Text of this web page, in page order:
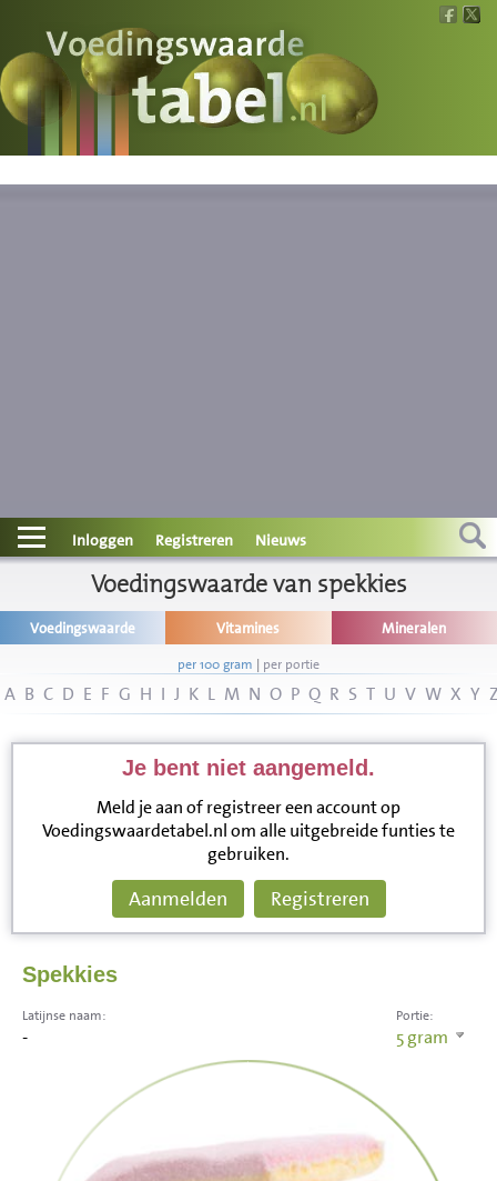
Voedingswaarde
Wat is wat?
Contact
Informatie
Disclaimer
Inloggen Registreren Nieuws
Voedingswaarde van spekkies
Voedingswaarde Vitamines Mineralen
per 100 gram | per portie
A B C D E F G H I J K L M N O P Q R S T U V W X Y
Je bent niet aangemeld.
Meld je aan of registreer een account op
Voedingswaardetabel.nl om alle uitgebreide funties te
gebruiken.
Aanmelden Registreren
Spekkies
Portie:
5gram
Latijnse naam:
-